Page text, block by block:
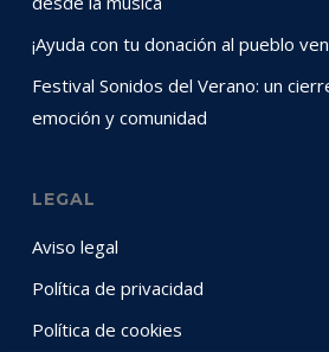
¡Ayuda con tu donación al pueblo
Festival Sonidos del Verano: un
emoción y comunidad
LEGAL
Aviso legal
Política de privacidad
Política de cookies